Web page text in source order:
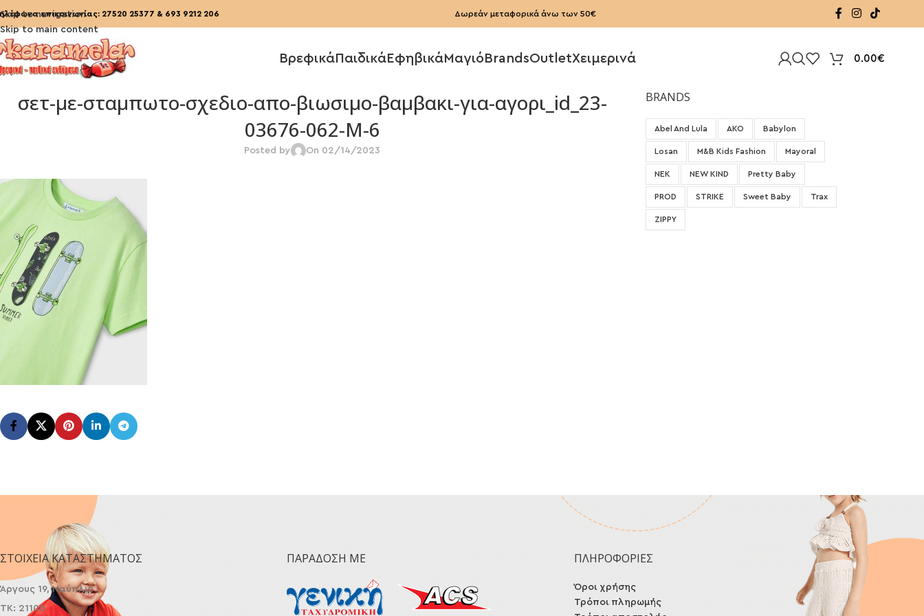
Skip to navigation
Skip to main content
επικοινωνίας: 27520 25377 & 693 9212 206 Δωρεάν μεταφορικά άνω των 50€
Βρεφικά Παιδικά ΕφηβικάΜαγιό BrandsOutletΧειμερινά 0.00€
σετ-με-σταμπωτο-σχεδιο-απο-βιωσιμο-βαμβακι-για-αγορι_id_23-
03676-062-M-6
Posted by On 02/14/2023
BRANDS
Abel And Lula AKO Babylon
Losan M&B Kids Fashion Mayoral
NEK NEW KIND Pretty Baby
PROD STRIKE Sweet Baby Trax
ZIPPY
ΣΤΟΙΧΕΊΑ ΚΑΤΑΣΤΉΜΑΤΟΣ
Άργους 19, Ναύπλιο
ΤΚ: 21100
ΠΑΡΆΔΟΣΗ ΜΕ ΠΛΗΡΟΦΟΡΙΕΣ
Όροι χρήσης
Τρόποι πληρωμής